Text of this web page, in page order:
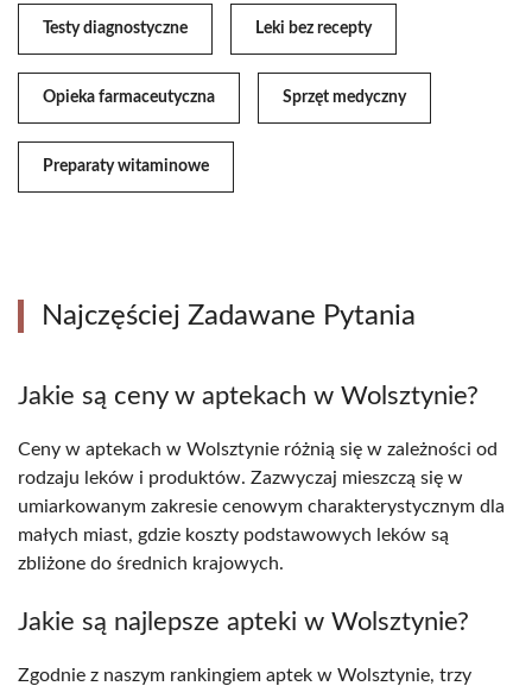
Testy diagnostyczne Leki bez recepty
Opieka farmaceutyczna Sprzęt medyczny
Preparaty witaminowe
Najczęściej Zadawane Pytania
Jakie są ceny w aptekach w Wolsztynie?
Ceny w aptekach w Wolsztynie różnią się w zależności od
rodzaju leków i produktów. Zazwyczaj mieszczą się w
umiarkowanym zakresie cenowym charakterystycznym dla
małych miast, gdzie koszty podstawowych leków są
zbliżone do średnich krajowych.
Jakie są najlepsze apteki w Wolsztynie?
Zgodnie z naszym rankingiem aptek w Wolsztynie, trzy